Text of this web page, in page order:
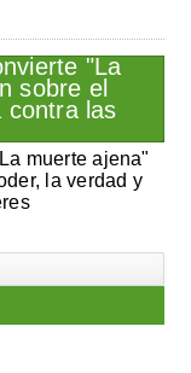
muerte ajena"
la verdad y